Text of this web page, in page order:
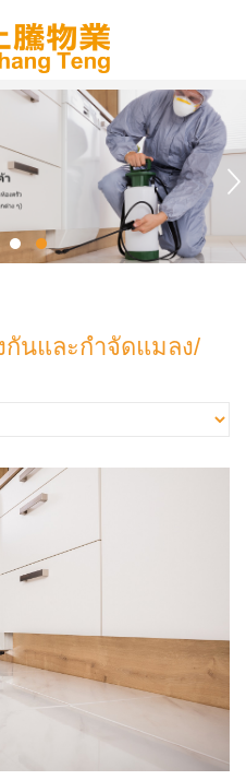
กันและกำจัดแมลง/